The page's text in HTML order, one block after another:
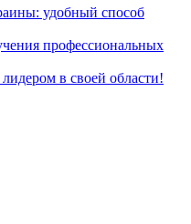
удобный способ
профессиональных
в своей области!